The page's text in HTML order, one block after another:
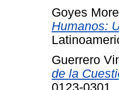
Goyes
Humanos:
Guerrero
de la